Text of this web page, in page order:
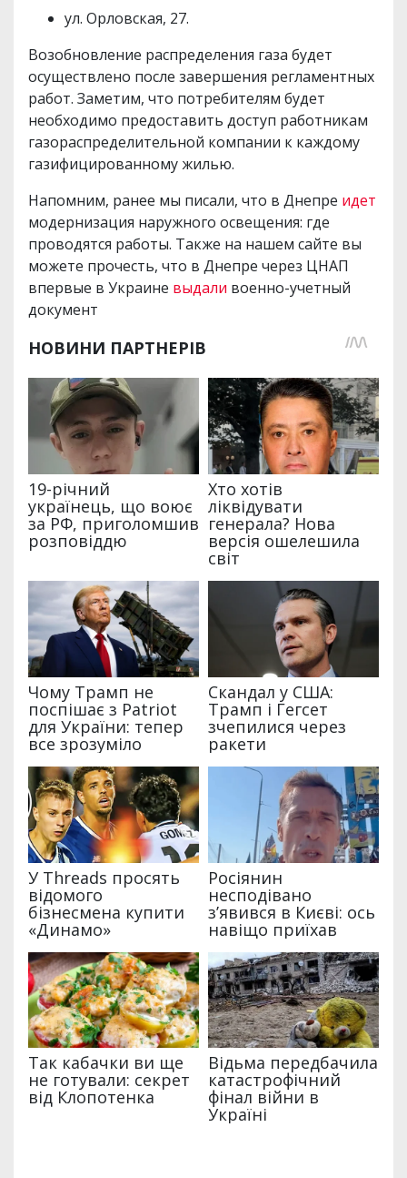
ул. Орловская, 27.
Возобновление распределения газа будет
осуществлено после завершения регламентных
работ. Заметим, что потребителям будет
необходимо предоставить доступ работникам
газораспределительной компании к каждому
газифицированному жилью.
Напомним, ранее мы писали, что в Днепре идет
модернизация наружного освещения: где
проводятся работы. Также на нашем сайте вы
можете прочесть, что в Днепре через ЦНАП
впервые в Украине выдали военно-учетный
документ